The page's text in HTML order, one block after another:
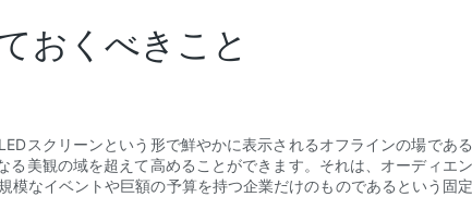
おくべきこと
スクリーンという形で鮮やかに表示されるオフラインの場であ
美観の域を超えて高めることができます。それは、オーディエ
なイベントや巨額の予算を持つ企業だけのものであるという固